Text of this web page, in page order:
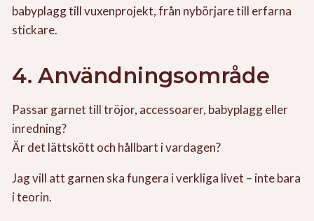
babyplagg till vuxenprojekt, från nybörjare till erfarna
stickare.
4. Användningsområde
Passar garnet till tröjor, accessoarer, babyplagg eller
inredning?
Är det lättskött och hållbart i vardagen?
Jag vill att garnen ska fungera i verkliga livet – inte bara
i teorin.